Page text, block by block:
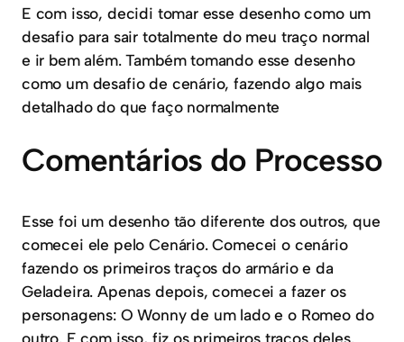
E com isso, decidi tomar esse desenho como um
desafio para sair totalmente do meu traço normal
e ir bem além. Também tomando esse desenho
como um desafio de cenário, fazendo algo mais
detalhado do que faço normalmente
Comentários do Processo
Esse foi um desenho tão diferente dos outros, que
comecei ele pelo Cenário. Comecei o cenário
fazendo os primeiros traços do armário e da
Geladeira. Apenas depois, comecei a fazer os
personagens: O Wonny de um lado e o Romeo do
outro. E com isso, fiz os primeiros traços deles.